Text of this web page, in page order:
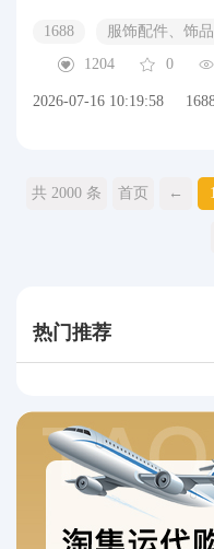
1688 服饰配件、饰品
1204
0
2026-07-16 10:19:58
共 2000 条 首页 ← 1
热门推荐